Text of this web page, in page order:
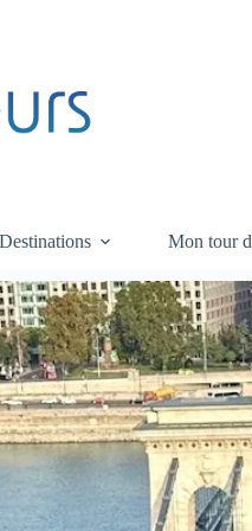
Destinations Mon tour